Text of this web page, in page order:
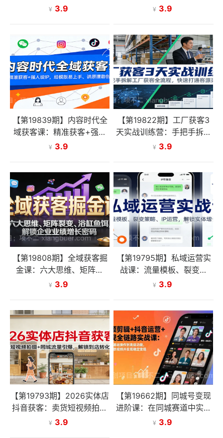
搭建私域社群，引爆流量
¥ 3.9
提权，新手创业快速盈利
¥ 3.9
【第19839期】内容时代全
域获客课：精准获客+强人
设IP，给模版易上手、讲原
¥ 3.9
【第19822期】工厂获客3
天实战训练营：手把手拆解
工厂获客全流程，快速打通
¥ 3.9
【第19808期】全域获客掘
金课：六大思维、矩阵裂
变、浴缸鱼饵，解锁企业业
¥ 3.9
【第19795期】私域运营实
战课：流量模板、裂变策
略、 IP运营，解锁实体增长
¥ 3.9
【第19793期】2026实体店
抖音获客：卖货短视频拍摄
+同城流量引爆，解锁到店
¥ 3.9
【第19662期】同城号变现
进阶课：在同城赛道中实现
精准引流与高效变现，单店
¥ 3.9